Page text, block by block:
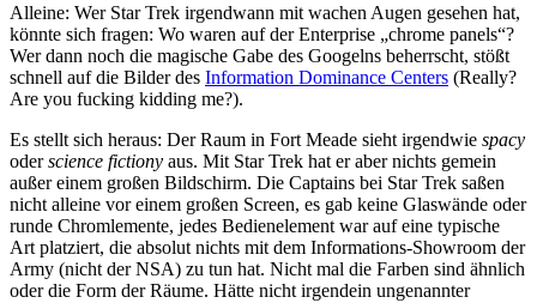
Alleine: Wer Star Trek irgendwann mit wachen Augen gesehen hat,
könnte sich fragen: Wo waren auf der Enterprise „chrome panels“?
Wer dann noch die magische Gabe des Googelns beherrscht, stößt
schnell auf die Bilder des Information Dominance Centers (Really?
Are you fucking kidding me?).
Es stellt sich heraus: Der Raum in Fort Meade sieht irgendwie spacy
oderscience fictiony aus. Mit Star Trek hat er aber nichts gemein
außer einem großen Bildschirm. Die Captains bei Star Trek saßen
nicht alleine vor einem großen Screen, es gab keine Glaswände oder
runde Chromlemente, jedes Bedienelement war auf eine typische
Art platziert, die absolut nichts mit dem Informations-Showroom der
Army (nicht der NSA) zu tun hat. Nicht mal die Farben sind ähnlich
oder die Form der Räume. Hätte nicht irgendein ungenannter